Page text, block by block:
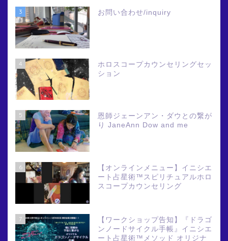
3 お問い合わせ/inquiry
4
ホロスコープカウンセリングセッ
ション
5
恩師ジェーンアン・ダウとの繋が
り JaneAnn Dow and me
6
【オンラインメニュー】イニシエ
ート占星術™スピリチュアルホロ
スコープカウンセリング
7
【ワークショップ告知】『ドラゴ
ンノードサイクル手帳』イニシエ
ート占星術™メソッド オリジナ